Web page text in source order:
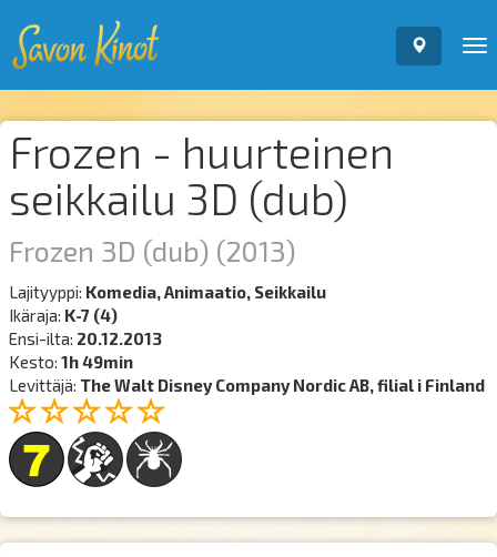
Frozen - huurteinen
seikkailu 3D (dub)
Frozen 3D (dub) (2013)
Lajityyppi: Komedia, Animaatio, Seikkailu
Ikäraja: K-7 (4)
Ensi-ilta: 20.12.2013
Kesto: 1h 49min
Levittäjä: The Walt Disney Company Nordic AB, filial i Finland